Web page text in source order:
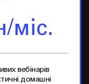
міс.
вебінарів
домашні